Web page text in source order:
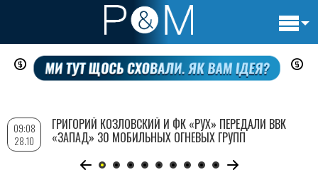
Перейти
содержанию
09:08
28.10
ГРИГОРИЙ КОЗЛОВСКИЙ И ФК «РУХ» ПЕРЕДАЛИ ВВК
«ЗАПАД» 30 МОБИЛЬНЫХ ОГНЕВЫХ ГРУПП